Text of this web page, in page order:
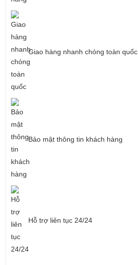
Giao hàng nhanh chóng toàn quốc
Bảo mật thông tin khách hàng
Hỗ trợ liên tục 24/24